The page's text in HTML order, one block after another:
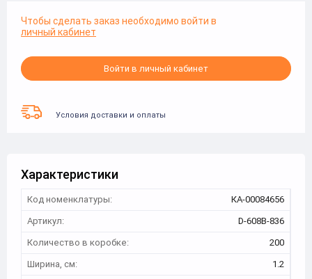
Чтобы сделать заказ необходимо войти в
личный кабинет
Войти в личный кабинет
Условия доставки и оплаты
Характеристики
Код номенклатуры:
КА-00084656
Артикул:
D-608B-836
Количество в коробке:
200
Ширина, см:
1.2